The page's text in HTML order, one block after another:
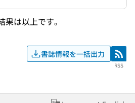
果は以上です。
書誌情報を一括出力 RSS
RSS